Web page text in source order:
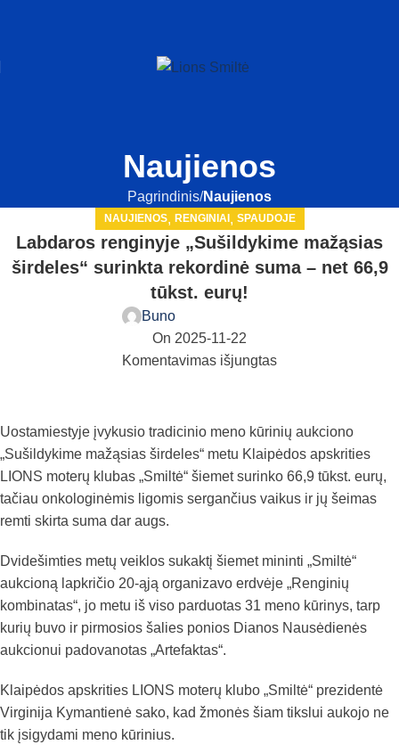
Naujienos
Pagrindinis Naujienos
NAUJIENOS, RENGINIAI, SPAUDOJE
Labdaros renginyje „Sušildykime mažąsias
širdeles“ surinkta rekordinė suma – net 66,9
tūkst. eurų!
Buno
On 2025-11-22
Komentavimas išjungtas
Uostamiestyje įvykusio tradicinio meno kūrinių aukciono
„Sušildykime mažąsias širdeles“ metu Klaipėdos apskrities
LIONS moterų klubas „Smiltė“ šiemet surinko 66,9 tūkst. eurų,
tačiau onkologinėmis ligomis sergančius vaikus ir jų šeimas
remti skirta suma dar augs.
Dvidešimties metų veiklos sukaktį šiemet mininti „Smiltė“
aukcioną lapkričio 20-ąją organizavo erdvėje „Renginių
kombinatas“, jo metu iš viso parduotas 31 meno kūrinys, tarp
kurių buvo ir pirmosios šalies ponios Dianos Nausėdienės
aukcionui padovanotas „Artefaktas“.
Klaipėdos apskrities LIONS moterų klubo „Smiltė“ prezidentė
Virginija Kymantienė sako, kad žmonės šiam tikslui aukojo ne
tik įsigydami meno kūrinius.